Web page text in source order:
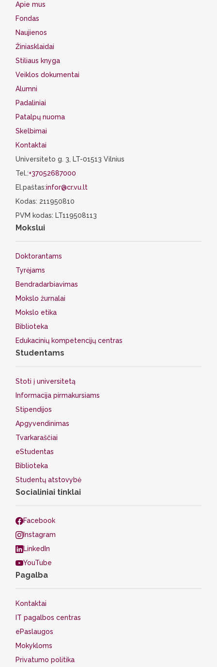
Apie mus
Fondas
Naujienos
Žiniasklaidai
Stiliaus knyga
Veiklos dokumentai
Alumni
Padaliniai
Patalpų nuoma
Skelbimai
Kontaktai
Universiteto g. 3, LT-01513 Vilnius
Tel.:+37052687000
El.paštas:infor@cr.vu.lt
Kodas: 211950810
PVM kodas: LT119508113
Mokslui
Doktorantams
Tyrėjams
Bendradarbiavimas
Mokslo žurnalai
Mokslo etika
Biblioteka
Edukacinių kompetencijų centras
Studentams
Stoti į universitetą
Informacija pirmakursiams
Stipendijos
Apgyvendinimas
Tvarkaraščiai
eStudentas
Biblioteka
Studentų atstovybė
Socialiniai tinklai
Facebook
Instagram
LinkedIn
YouTube
Pagalba
Kontaktai
IT pagalbos centras
ePaslaugos
Mokykloms
Privatumo politika